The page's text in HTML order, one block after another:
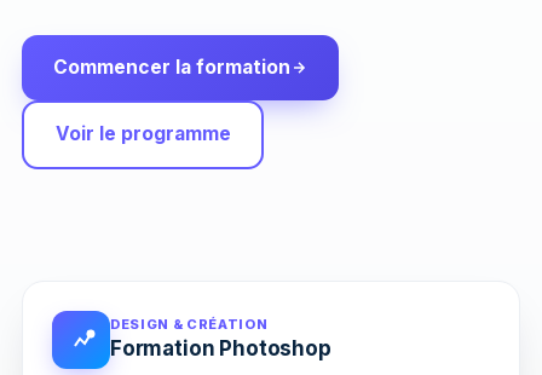
Commencer la formation
Voir le programme
DESIGN & CRÉATION
Formation Photoshop